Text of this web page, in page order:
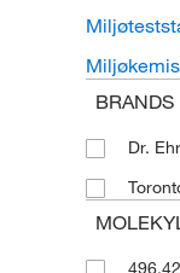
BRANDS
Dr.